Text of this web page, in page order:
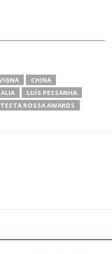
CHINA
LUÍS PESSANHA
TESTA ROSSA AWARDS